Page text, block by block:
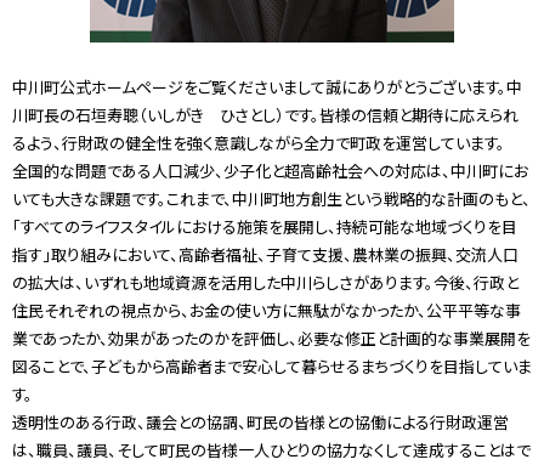
中川町公式ホームページをご覧くださいまして誠にありがとうございます。中
川町長の石垣寿聰（いしがき ひさとし）です。皆様の信頼と期待に応えられ
るよう、行財政の健全性を強く意識しながら全力で町政を運営しています。
全国的な問題である人口減少、少子化と超高齢社会への対応は、中川町にお
いても大きな課題です。これまで、中川町地方創生という戦略的な計画のもと、
「すべてのライフスタイルにおける施策を展開し、持続可能な地域づくりを目
指す」取り組みにおいて、高齢者福祉、子育て支援、農林業の振興、交流人口
の拡大は、いずれも地域資源を活用した中川らしさがあります。今後、行政と
住民それぞれの視点から、お金の使い方に無駄がなかったか、公平平等な事
業であったか、効果があったのかを評価し、必要な修正と計画的な事業展開を
図ることで、子どもから高齢者まで安心して暮らせるまちづくりを目指していま
す。
透明性のある行政、議会との協調、町民の皆様との協働による行財政運営
は、職員、議員、そして町民の皆様一人ひとりの協力なくして達成することはで